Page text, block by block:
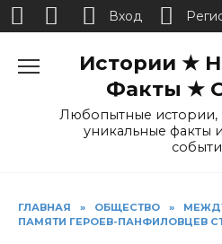
Истории ★
Факты ★
Любопытные истории,
уникальные факты
ГЛАВНАЯ » ОБЩЕСТВО »
ПАМЯТИ ГЕРОЕВ-ПАНФИЛОВЦЕВ
Вход